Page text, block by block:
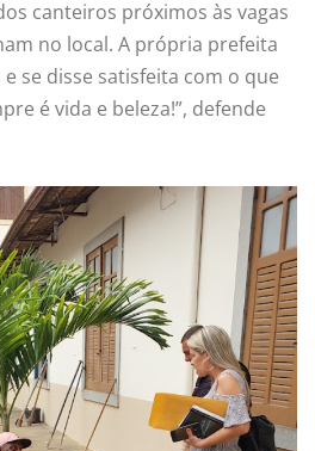
canteiros próximos às vagas
no local. A própria prefeita
se disse satisfeita com o que
é vida e beleza!”, defende